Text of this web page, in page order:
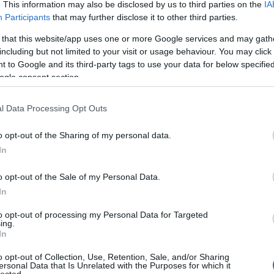
This information may also be disclosed by us to third parties on the
Participants that may further disclose it to other third parties.
that this website/app uses one or more Google services and may
but not limited to your visit or usage behaviour. You may
to Google and its third-party tags to use your data for below
consent section.
Data Processing Opt Outs
opt-out of the Sharing of my personal data.
opt-out of the Sale of my Personal Data.
opt-out of processing my Personal Data for Targeted
opt-out of Collection, Use, Retention, Sale, and/or Sharing
Data that Is Unrelated with the Purposes for which it
A Volkswagen új ID.7-es modellje öt csillagot kapott az
NCAP (European New Car Assessment Programme) széles
körben elismert biztonsági tesztjén. Ezzel a teljesen
elektromos meghajtású limuzin a független európai
szervezet összesített rangsorában a 2023-as év legjobbnak
ítélt modelljei…
cikkek
Euro NCAP
Volkswagen-csoport
Volkswagen
A mosolygós hetes
valósággal sugárzik, és vannak, amelyekre néhány év